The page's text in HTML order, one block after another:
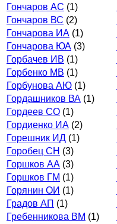
Гончаров АС (1)
Гончаров ВС (2)
Гончарова ИА (1)
Гончарова ЮА (3)
Горбачев ИВ (1)
Горбенко МВ (1)
Горбунова АЮ (1)
Гордашников ВА (1)
Гордеев СО (1)
Гордиенко ИА (2)
Горешник ИД (1)
Горобец СН (3)
Горшков АА (3)
Горшков ГМ (1)
Горянин ОИ (1)
Градов АП (1)
Гребенникова ВМ (1)